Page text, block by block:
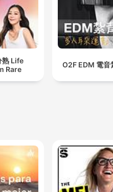
熟 Life
Rare
O2F EDM 電音